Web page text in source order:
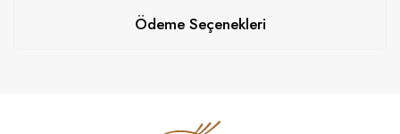
Ödeme Seçenekleri